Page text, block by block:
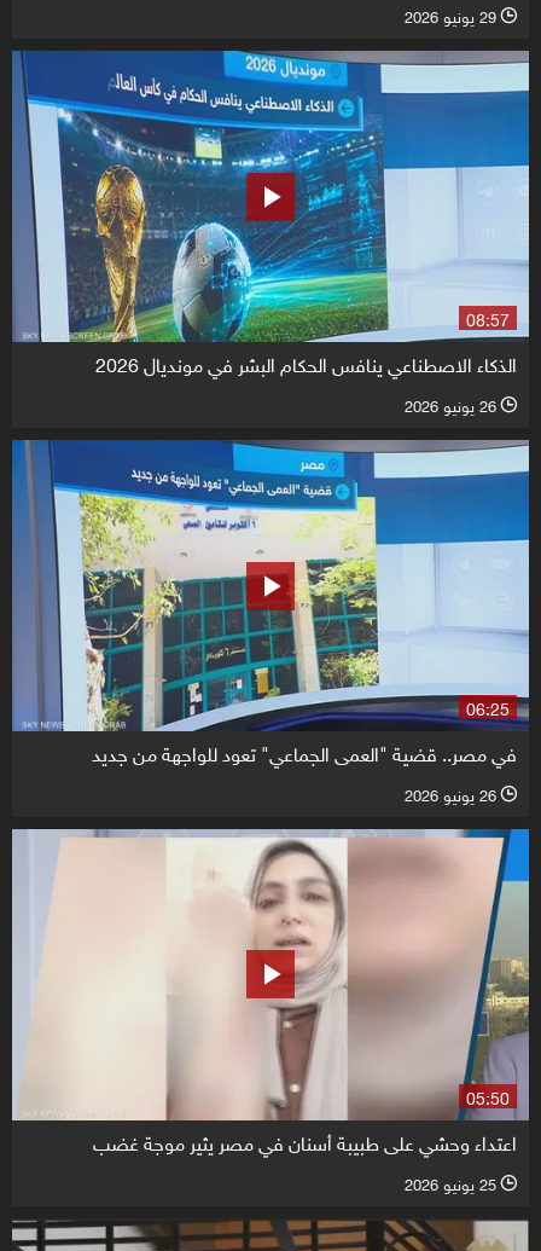
l 29 يونيو 2026
08:57
الذكاء الاصطناعي ينافس الحكام البشر في مونديال 2026
l 26 يونيو 2026
06:25
في مصر.. قضية "العمى الجماعي" تعود للواجهة من جديد
l 26 يونيو 2026
05:50
اعتداء وحشي على طبيبة أسنان في مصر يثير موجة غضب
l 25 يونيو 2026